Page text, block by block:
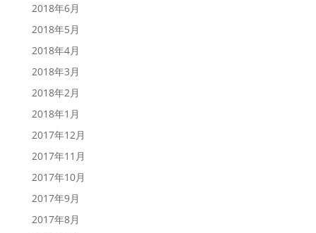
2018年6月
2018年5月
2018年4月
2018年3月
2018年2月
2018年1月
2017年12月
2017年11月
2017年10月
2017年9月
2017年8月